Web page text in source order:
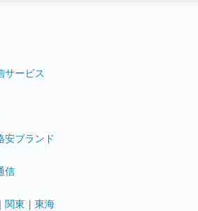
サービス
安ブランド
信
｜ 関東 ｜ 東海